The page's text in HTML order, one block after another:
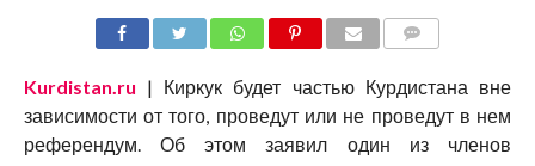
Kurdistan.ru | Киркук будет частью Курдистана вне
зависимости от того, проведут или не проведут в нем
референдум. Об этом заявил один из членов